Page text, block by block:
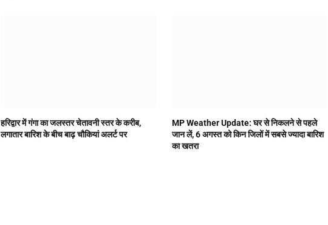
हरिद्वार में गंगा का जलस्तर चेतावनी स्तर के करीब,
लगातार बारिश के बीच बाढ़ चौकियां अलर्ट पर
MP Weather Update: घर से निकलने से पहले
जान लें, 6 अगस्त को किन जिलों में सबसे ज्यादा बारिश
का खतरा